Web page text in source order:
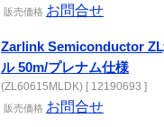
販売価格 お問合せ
Zarlink Semiconductor
ル 50m/プレナム仕様
(ZL60615MLDK) [ 12190693 ]
販売価格 お問合せ